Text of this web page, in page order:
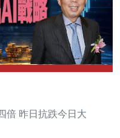
倍 昨日抗跌今日大